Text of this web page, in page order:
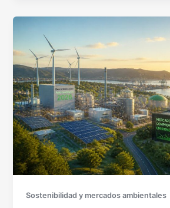
Sostenibilidad y mercados ambientales